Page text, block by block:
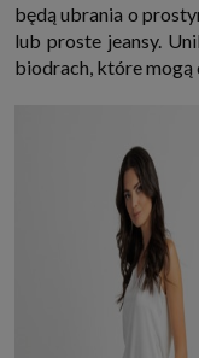
będą ubrania o
lub proste jeansy.
biodrach, które mogą